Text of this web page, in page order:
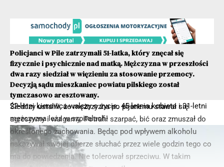
22-letni kierowca walczy o życie. 45-letnia kobieta i 31-letni
mężczyzna leża w szpitalach.
Policjanci w Pile zatrzymali 51-latka, który znęcał się
fizycznie i psychicznie nad matką. Mężczyzna w przeszłości
dwa razy siedział w więzieniu za stosowanie przemocy.
Decyzją sądu mieszkaniec powiatu pilskiego został
tymczasowo aresztowany.
Śledczy ustalili, że mężczyzna po pijanemu stawał się
agresywny i wulgarny. Potrafił szarpać, bić oraz zmuszał do
określonego zachowania. Będąc pod wpływem alkoholu
nakazywał swojej ofierze słuchać przez wiele godzin tego co
ma do powiedzenia. Nie tolerował sprzeciwu. W takim